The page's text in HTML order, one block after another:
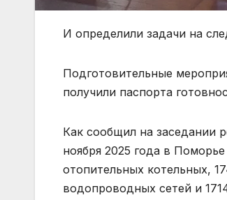
И определили задачи на
Подготовительные
получили паспорта
Как сообщил на заседании
ноября 2025 года в
отопительных котельных,
водопроводных сетей и